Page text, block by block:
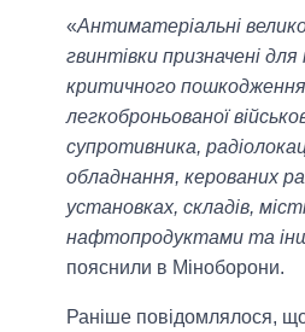
«Антиматеріальні
гвинтівки призначені для
критичного пошкодження
легкоброньованої
супротивника,
обладнання, керованих
установках, складів,
нафтопродуктами та
пояснили в Міноборони.
Раніше повідомлялося, що